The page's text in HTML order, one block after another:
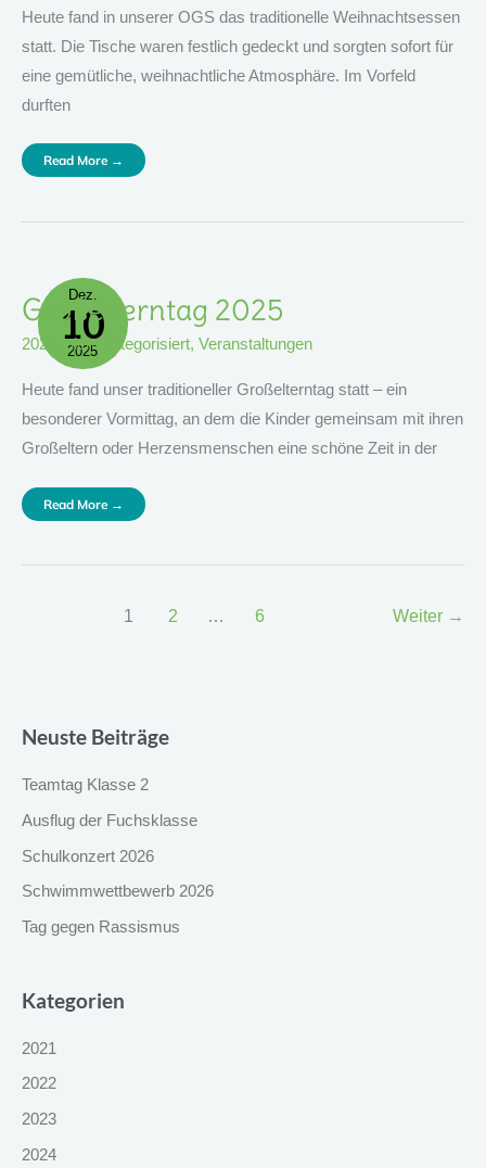
Heute fand in unserer OGS das traditionelle Weihnachtsessen
statt. Die Tische waren festlich gedeckt und sorgten sofort für
eine gemütliche, weihnachtliche Atmosphäre. Im Vorfeld
durften
Read More →
Dez.
10
2025
Großelterntag 2025
2025 ,nicht kategorisiert, Veranstaltungen
Heute fand unser traditioneller Großelterntag statt – ein
besonderer Vormittag, an dem die Kinder gemeinsam mit ihren
Großeltern oder Herzensmenschen eine schöne Zeit in der
Großelterntag
2025
Read More →
1 2 … 6 Weiter →
Neuste Beiträge
Teamtag Klasse 2
Ausflug der Fuchsklasse
Schulkonzert 2026
Schwimmwettbewerb 2026
Tag gegen Rassismus
Kategorien
2021
2022
2023
2024